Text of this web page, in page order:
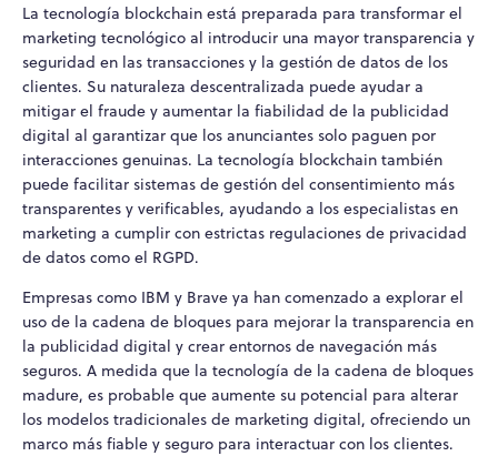
La tecnología blockchain está preparada para transformar el
marketing tecnológico al introducir una mayor transparencia y
seguridad en las transacciones y la gestión de datos de los
clientes. Su naturaleza descentralizada puede ayudar a
mitigar el fraude y aumentar la fiabilidad de la publicidad
digital al garantizar que los anunciantes solo paguen por
interacciones genuinas. La tecnología blockchain también
puede facilitar sistemas de gestión del consentimiento más
transparentes y verificables, ayudando a los especialistas en
marketing a cumplir con estrictas regulaciones de privacidad
de datos como el RGPD.
Empresas como IBM y Brave ya han comenzado a explorar el
uso de la cadena de bloques para mejorar la transparencia en
la publicidad digital y crear entornos de navegación más
seguros. A medida que la tecnología de la cadena de bloques
madure, es probable que aumente su potencial para alterar
los modelos tradicionales de marketing digital, ofreciendo un
marco más fiable y seguro para interactuar con los clientes.